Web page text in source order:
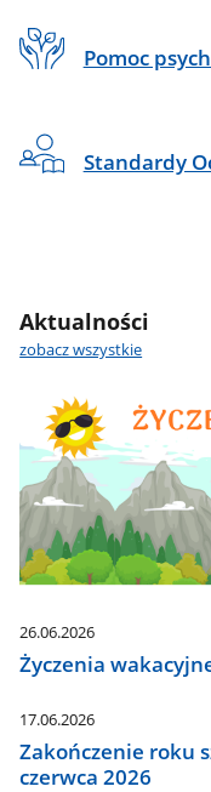
Pomoc
Standardy
BANER
-
KAFELKI
Sekcja
HTML
Aktualności
zobacz wszystkie
26.06.2026
Życzenia
17.06.2026
Zakończenie roku
czerwca 2026